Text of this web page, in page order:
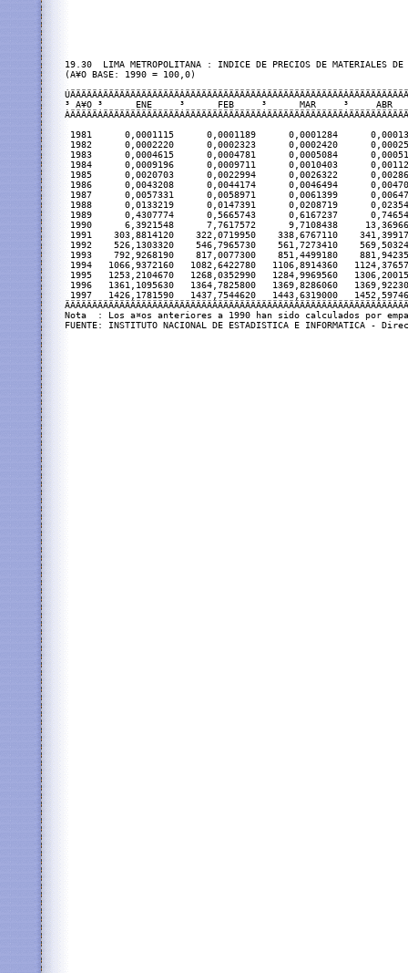
19.30  LIMA METROPOLITANA : INDICE DE PRECIOS DE MATERIALES
(A¥O BASE: 1990 = 100,0)
³ A¥O ³      ENE     ³      FEB     ³      MAR     ³
1981      0,0001115      0,0001189      0,0001284
1982      0,0002220      0,0002323      0,0002420
1983      0,0004615      0,0004781      0,0005084
1984      0,0009196      0,0009711      0,0010403
1985      0,0020703      0,0022994      0,0026322
1986      0,0043208      0,0044174      0,0046494
1987      0,0057331      0,0058971      0,0061399
1988      0,0133219      0,0147391      0,0208719
1989      0,4307774      0,5665743      0,6167237
1990      6,3921548      7,7617572      9,7108438
1991    303,8814120    322,0719950    338,6767110
1992    526,1303320    546,7965730    561,7273410
1993    792,9268190    817,0077300    851,4499180
1994   1066,9372160   1082,6422780   1106,8914360
1995   1253,2104670   1268,0352990   1284,9969560
1996   1361,1095630   1364,7825800   1369,8286060
1997   1426,1781590   1437,7544620   1443,6319000
Nota  : Los a¤os anteriores a 1990 han sido calculados por
FUENTE: INSTITUTO NACIONAL DE ESTADISTICA E INFORMATICA